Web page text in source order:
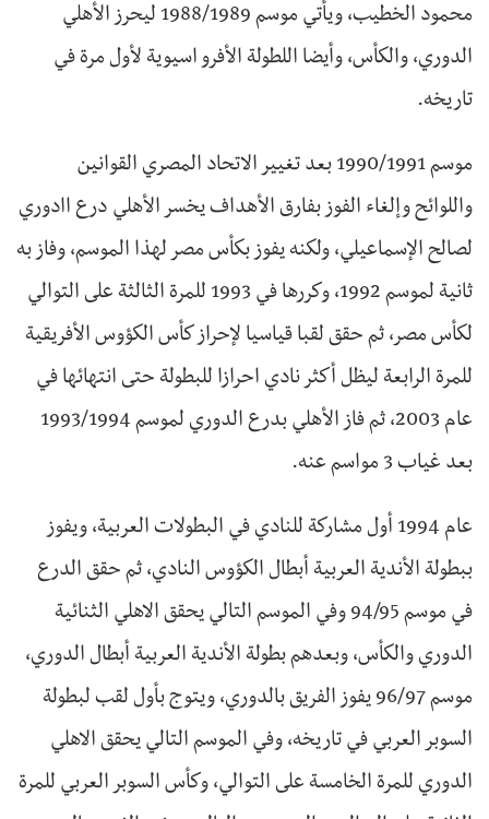
محمود الخطيب، ويأتي موسم 1988/1989 ليحرز الأهلي
الدوري، والكأس، وأيضا اللطولة الأفرو اسيوية لأول مرة في
تاريخه.
موسم 1990/1991 بعد تغيير الاتحاد المصري القوانين
واللوائح وإلغاء الفوز بفارق الأهداف يخسر الأهلي درع اادوري
لصالح الإسماعيلي، ولكنه يفوز بكأس مصر لهذا الموسم، وفاز به
ثانية لموسم 1992، وكررها في 1993 للمرة الثالثة على التوالي
لكأس مصر، ثم حقق لقبا قياسيا لإحراز كأس الكؤوس الأفريقية
للمرة الرابعة ليظل أكثر نادي احرازا للبطولة حتى انتهائها في
عام 2003، ثم فاز الأهلي بدرع الدوري لموسم 1993/1994
بعد غياب 3 مواسم عنه.
عام 1994 أول مشاركة للنادي في البطولات العربية، ويفوز
ببطولة الأندية العربية أبطال الكؤوس النادي، ثم حقق الدرع
في موسم 94/95 وفي الموسم التالي يحقق الاهلي الثنائية
الدوري والكأس، وبعدهم بطولة الأندية العربية أبطال الدوري،
موسم 96/97 يفوز الفريق بالدوري، ويتوج بأول لقب لبطولة
السوبر العربي في تاريخه، وفي الموسم التالي يحقق الاهلي
الدوري للمرة الخامسة على التوالي، وكأس السوبر العربي للمرة